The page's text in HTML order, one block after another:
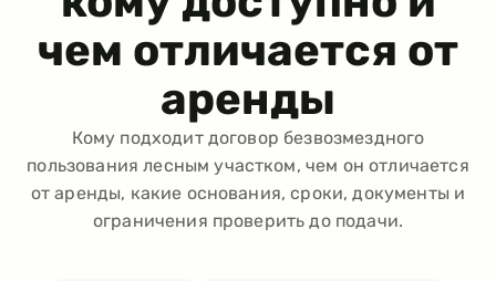
чем отличается от
аренды
Кому подходит договор безвозмездного
пользования лесным участком, чем он отличается
от аренды, какие основания, сроки, документы и
ограничения проверить до подачи.